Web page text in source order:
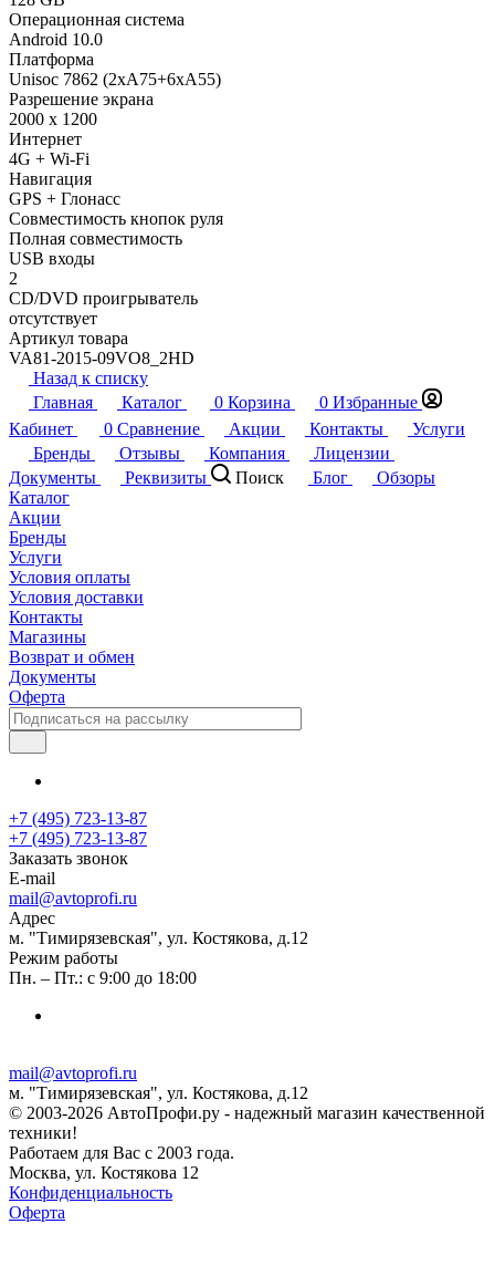
Операционная система
Android 10.0
Платформа
Unisoc 7862 (2xA75+6xA55)
Разрешение экрана
2000 x 1200
Интернет
4G + Wi-Fi
Навигация
GPS + Глонасс
Совместимость кнопок руля
Полная совместимость
USB входы
2
CD/DVD проигрыватель
отсутствует
Артикул товара
VA81-2015-09VO8_2HD
Назад к списку
Главная
Каталог 0 Корзина 0 Избранные
Кабинет
0 Сравнение Акции Контакты
Услуги
Бренды
Отзывы Компания
Лицензии
Документы
Реквизиты Поиск Блог
Обзоры
Каталог
Акции
Бренды
Услуги
Условия оплаты
Условия доставки
Контакты
Магазины
Возврат и обмен
Документы
Оферта
+7 (495) 723-13-87
+7 (495) 723-13-87
Заказать звонок
E-mail
mail@avtoprofi.ru
Адрес
м. "Тимирязевская", ул. Костякова, д.12
Режим работы
Пн. – Пт.: с 9:00 до 18:00
mail@avtoprofi.ru
м. "Тимирязевская", ул. Костякова, д.12
© 2003-2026 АвтоПрофи.ру - надежный магазин качественной
техники!
Работаем для Вас с 2003 года.
Москва, ул. Костякова 12
Конфиденциальность
Оферта